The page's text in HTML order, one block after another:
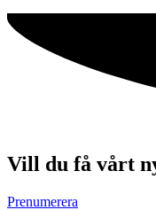
Vill du få vårt
Prenumerera